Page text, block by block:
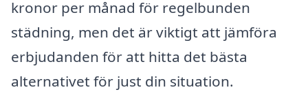
kronor per månad för regelbunden
städning, men det är viktigt att jämföra
erbjudanden för att hitta det bästa
alternativet för just din situation.